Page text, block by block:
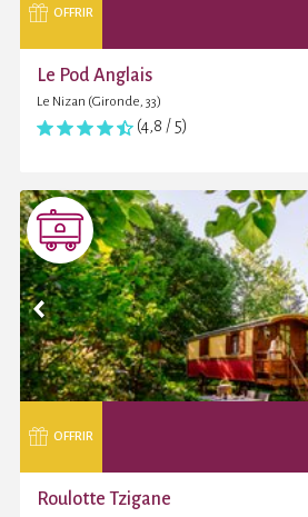
OFFRIR
Le Pod Anglais
Le Nizan (Gironde, 33)
(4,8 / 5)
OFFRIR
Roulotte Tzigane